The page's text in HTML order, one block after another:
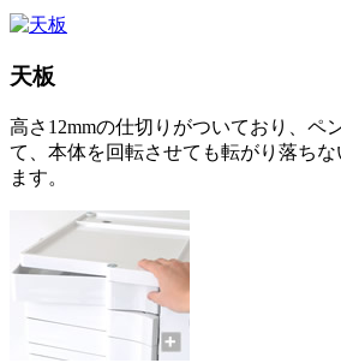
天板
高さ12mmの仕切りがついており、ペ
て、本体を回転させても転がり落ち
ます。